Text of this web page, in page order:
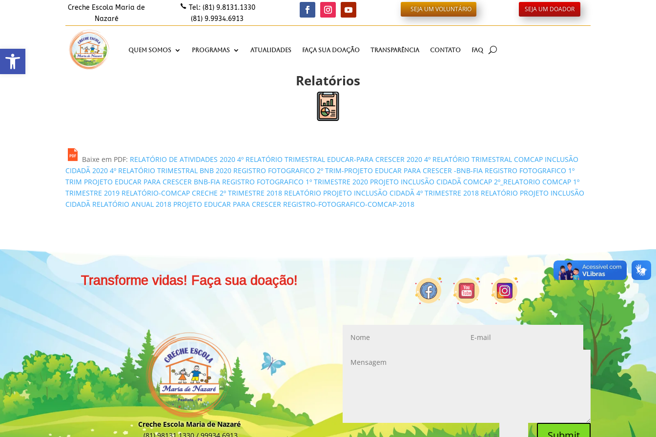
Abrir a barra de ferramentas
Creche Escola Maria de
Nazaré
Tel: (81) 9.8131.1330
(81) 9.9934.6913
SEJA UM VOLUNTÁRIO SEJA UM DOADOR
Quem somos Programas Atualidades Faça sua Doação Transparência Contato FAQ
Relatórios
Baixe em PDF: RELATÓRIO DE ATIVIDADES 2020 4º RELATÓRIO TRIMESTRAL EDUCAR-PARA CRESCER 2020 4º RELATÓRIO TRIMESTRAL COMCAP INCLUSÃO
CIDADÃ 2020 4º RELATÓRIO TRIMESTRAL BNB 2020 REGISTRO FOTOGRAFICO 2º TRIM-PROJETO EDUCAR PARA CRESCER -BNB-FIA REGISTRO FOTOGRAFICO 1º
TRIM PROJETO EDUCAR PARA CRESCER BNB-FIA REGISTRO FOTOGRAFICO 1º TRIMESTRE 2020 PROJETO INCLUSÃO CIDADÃ COMCAP 2º_RELATORIO COMCAP 1º
TRIMESTRE 2019 RELATÓRIO-COMCAP CRECHE 2º TRIMESTRE 2018 RELATÓRIO PROJETO INCLUSÃO CIDADÃ 4º TRIMESTRE 2018 RELATÓRIO PROJETO INCLUSÃO
CIDADÃ RELATÓRIO ANUAL 2018 PROJETO EDUCAR PARA CRESCER REGISTRO-FOTOGRAFICO-COMCAP-2018
Transforme vidas! Faça sua doação!
Creche Escola Maria de Nazaré